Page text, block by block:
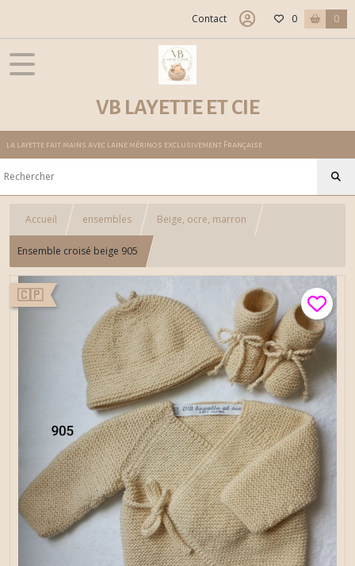
Contact 0 0
VB LAYETTE ET CIE
la layette fait mains avec laine mérinos exclusivement Française
Accueil ensembles Beige, ocre, marron
Ensemble croisé beige 905
🇨🇵